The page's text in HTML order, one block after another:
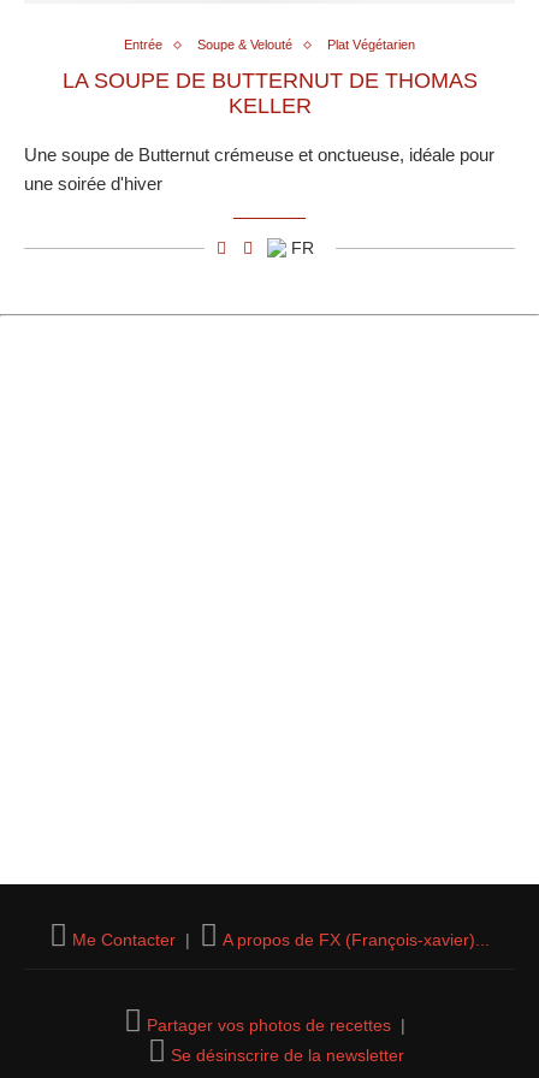
Entrée Soupe & Velouté Plat Végétarien
LA SOUPE DE BUTTERNUT DE THOMAS
KELLER
Une soupe de Butternut crémeuse et onctueuse, idéale pour
une soirée d'hiver
FR
Me Contacter | A propos de FX (François-xavier)...
Partager vos photos de recettes |
Se désinscrire de la newsletter